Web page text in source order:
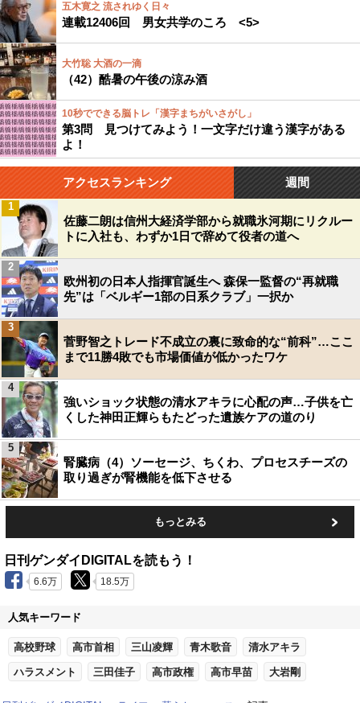
五木寛之 流されゆく日々
連載12406回 男女共学のころ <5>
大竹聡 大酒の一滴
（42）酷暑の午後の涼み酒
10秒でできる脳トレ「漢字まちがいさがし」
第3問 見つけてみよう！一文字だけ違う漢字がある
よ！
アクセスランキング 週間
佐藤二朗は信州大経済学部から就職氷河期にリクルー
トに入社も、わずか1日で辞めて役者の道へ
1
欧州初の日本人指揮官誕生へ 森保一監督の“再就職
先”は「ベルギー1部の日系クラブ」一択か
2
菅野智之トレード不成立の裏に致命的な“前科”…ここ
まで11勝4敗でも市場価値が低かったワケ
3
強いショック状態の清水アキラに心配の声…子供を亡
くした神田正輝らもたどった遺族ケアの道のり
4
腎臓病（4）ソーセージ、ちくわ、プロセスチーズの
取り過ぎが腎機能を低下させる
5
もっとみる
日刊ゲンダイDIGITALを読もう！
6.6万 18.5万
人気キーワード
高校野球 高市首相 三山凌輝 青木歌音 清水アキラ
ハラスメント 三田佳子 高市政権 高市早苗 大岩剛